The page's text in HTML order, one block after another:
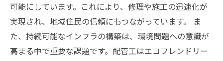
可能にしています。これにより、修理や施工の迅速化が
実現され、地域住民の信頼にもつながっています。 ま
た、持続可能なインフラの構築は、環境問題への意識が
高まる中で重要な課題です。配管工はエコフレンドリー